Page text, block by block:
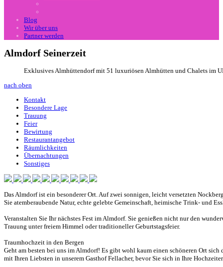
Blog
Wir über uns
Partner werden
Almdorf Seinerzeit
Exklusives Almhüttendorf mit 51 luxuriösen Almhütten und Chalets im
nach oben
Kontakt
Besondere Lage
Trauung
Feier
Bewirtung
Restaurantangebot
Räumlichkeiten
Übernachtungen
Sonstiges
Das Almdorf ist ein besonderer Ort. Auf zwei sonnigen, leicht versetzten
Sie atemberaubende Natur, echte gelebte Gemeinschaft, heimische Trink- und
Veranstalten Sie Ihr nächstes Fest im Almdorf. Sie genießen nicht nur den
Trauung unter freiem Himmel oder traditioneller Geburtstagsfeier.
Traumhochzeit in den Bergen
Geht am besten bei uns im Almdorf! Es gibt wohl kaum einen schöneren Ort
mit Ihren Liebsten in unserem Gasthof Fellacher, bevor Sie sich in Ihre